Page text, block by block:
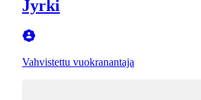
Jyrki
Vahvistettu vuokranantaja